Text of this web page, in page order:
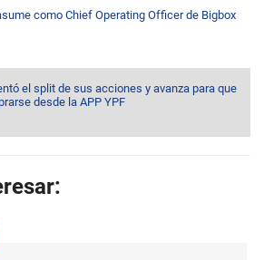
como Chief Operating Officer de Bigbox
el split de sus acciones y avanza para que
desde la APP YPF